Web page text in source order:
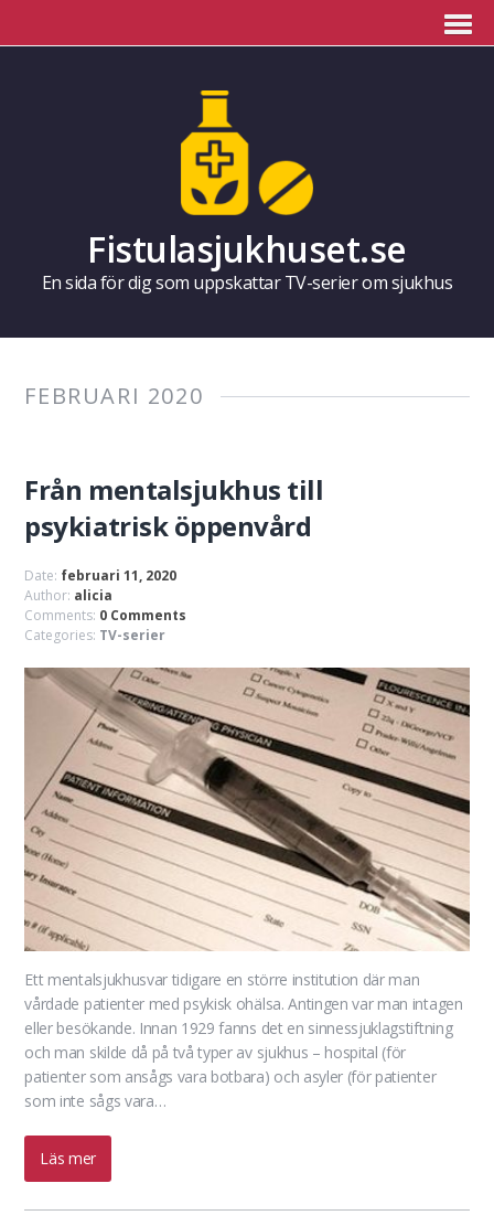
Fistulasjukhuset.se
En sida för dig som uppskattar TV-serier om sjukhus
FEBRUARI 2020
Från mentalsjukhus till
psykiatrisk öppenvård
Date: februari 11, 2020
Author: alicia
Comments: 0 Comments
Categories: TV-serier
Ett mentalsjukhusvar tidigare en större institution där man
vårdade patienter med psykisk ohälsa. Antingen var man intagen
eller besökande. Innan 1929 fanns det en sinnessjuklagstiftning
och man skilde då på två typer av sjukhus – hospital (för
patienter som ansågs vara botbara) och asyler (för patienter
som inte sågs vara…
Läs mer